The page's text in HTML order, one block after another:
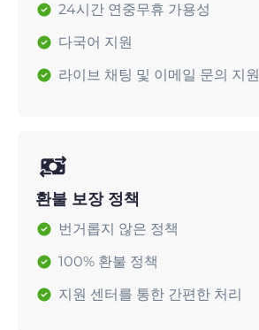
24시간 연중무휴 가용성
다국어 지원
라이브 채팅 및 이메일 문의 지원
환불 보장 정책
번거롭지 않은 정책
100% 환불 정책
지원 센터를 통한 간편한 처리